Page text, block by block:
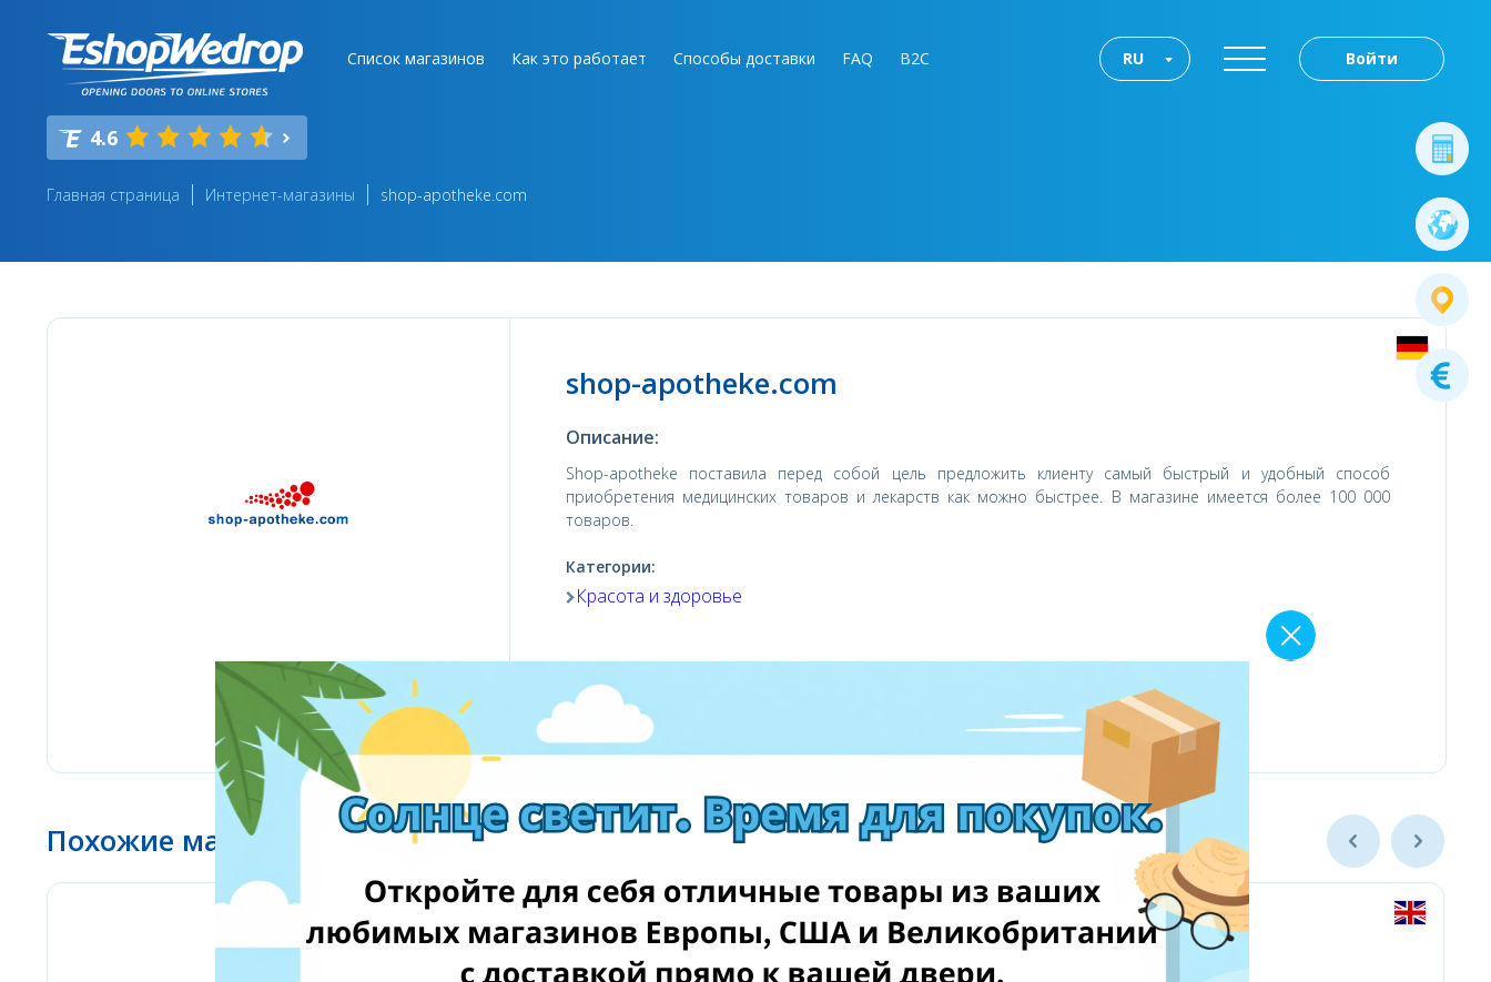
Список магазинов Как это работает Способы доставки FAQ B2C Войти
RU
4.6
Главная страница Интернет-магазины shop-apotheke.com
shop-apotheke.com
Описание:
Shop-apotheke поставила перед собой цель предложить клиенту самый быстрый и удобный способ
приобретения медицинских товаров и лекарств как можно быстрее. В магазине имеется более 100 000
товаров.
Категории:
Красота и здоровье
Посетить магазин
Похожие магазины